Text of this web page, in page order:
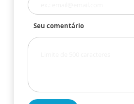
Seu comentário